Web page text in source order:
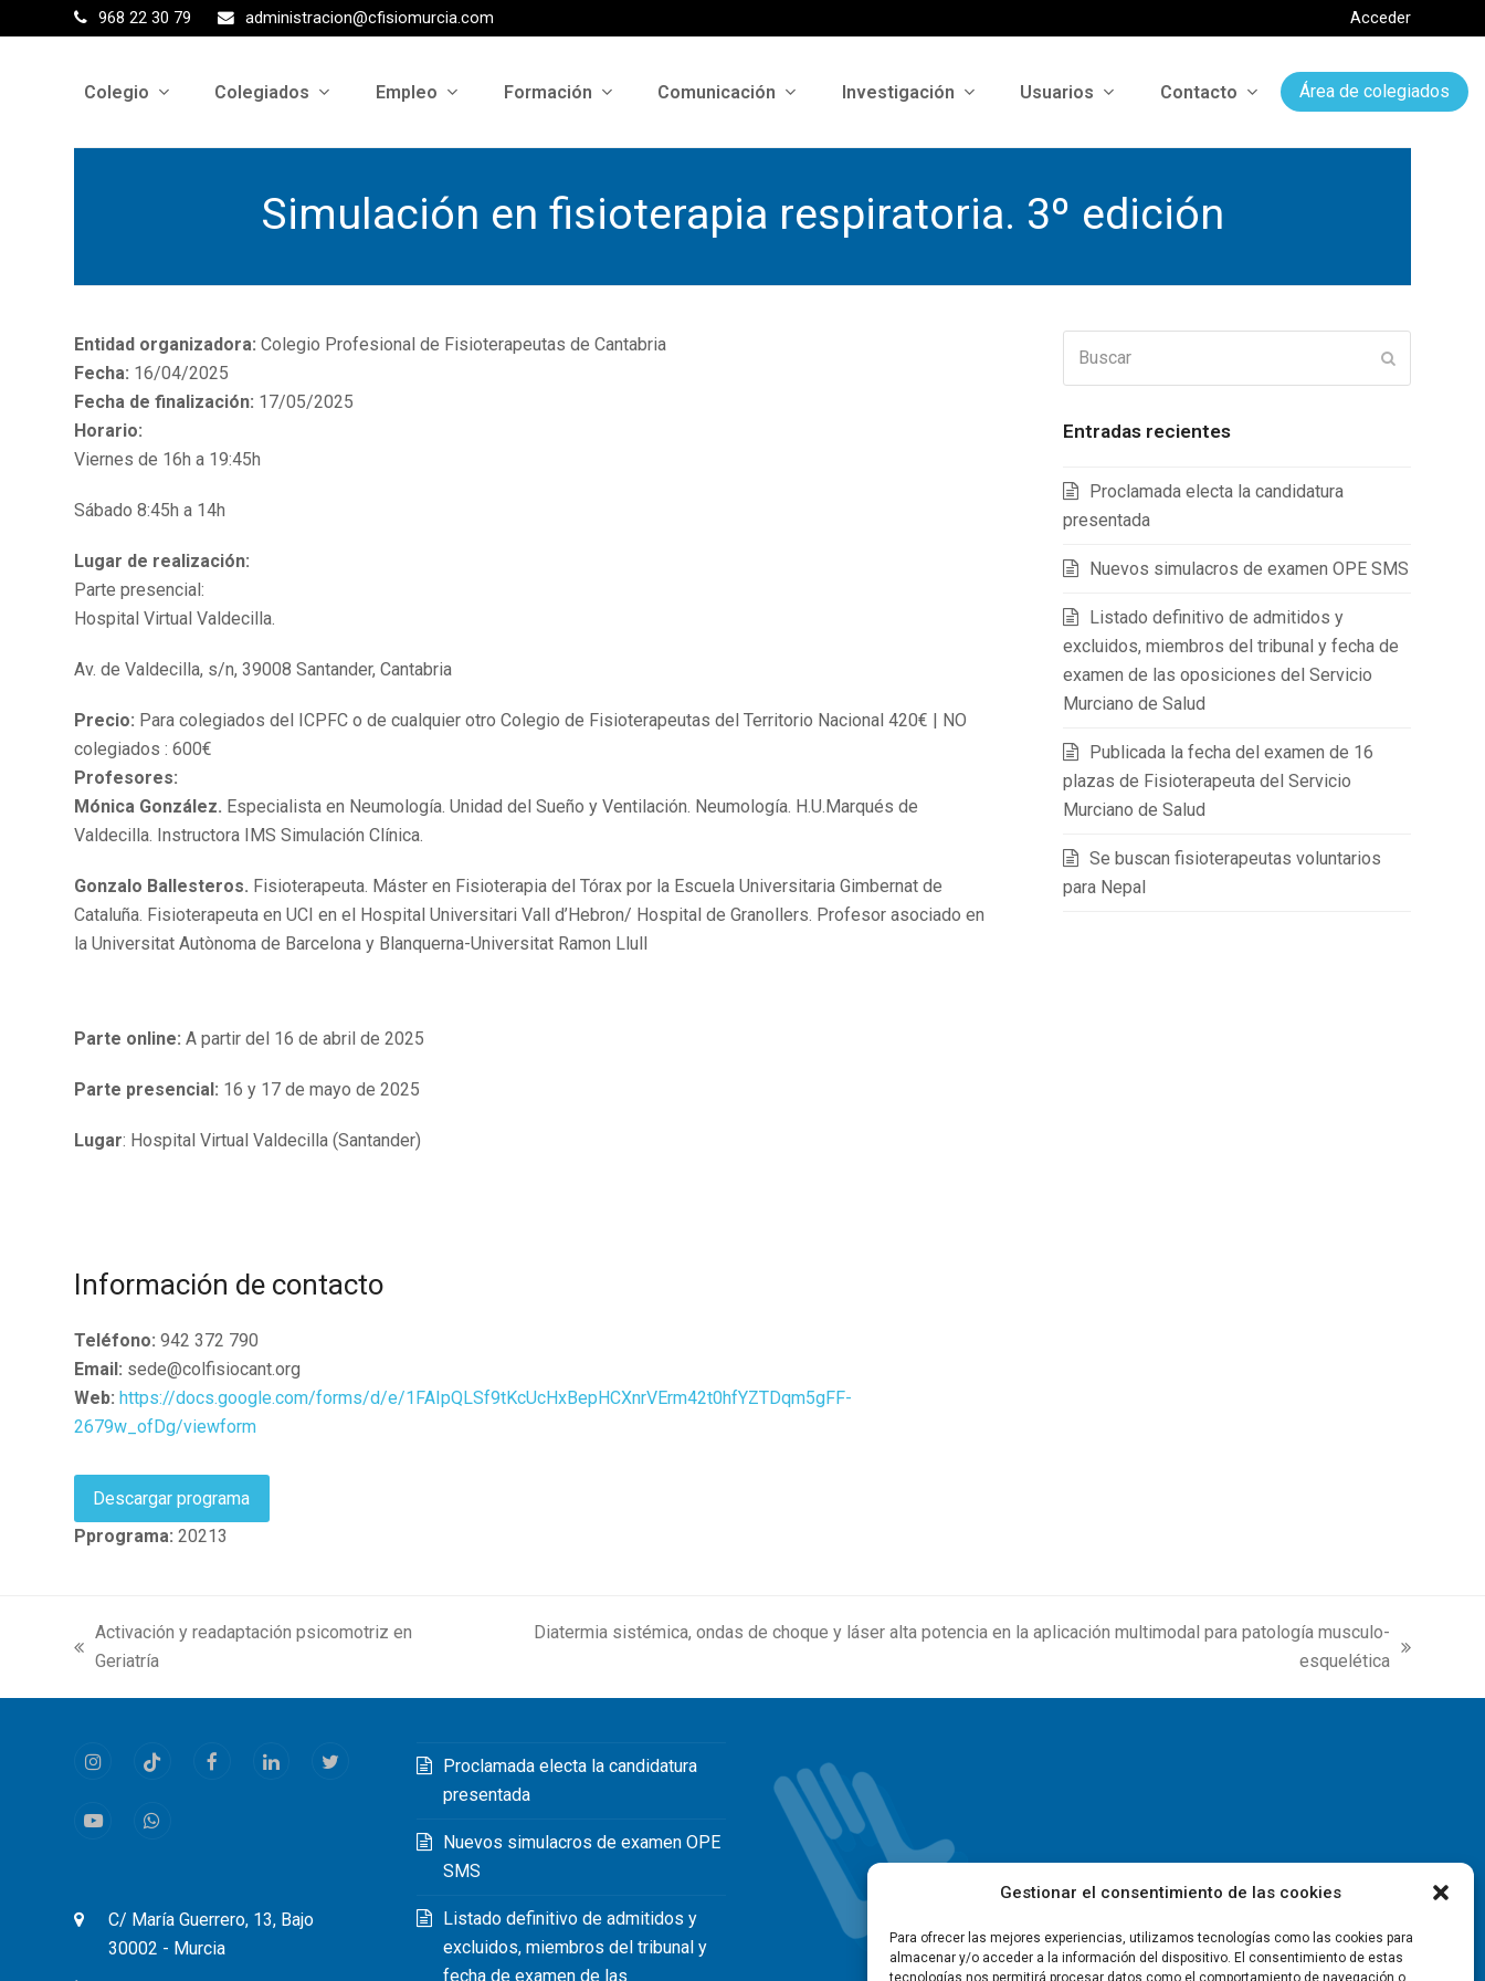
Gestionar el consentimiento de las cookies
Para ofrecer las mejores experiencias, utilizamos tecnologías como las cookies para
almacenar y/o acceder a la información del dispositivo. El consentimiento de estas
tecnologías nos permitirá procesar datos como el comportamiento de navegación o
968 22 30 79 administracion@cfisiomurcia.com Acceder
Colegio Colegiados Empleo Formación Comunicación Investigación Usuarios Contacto Área de colegiados
Simulación en fisioterapia respiratoria. 3º edición
Entidad organizadora: Colegio Profesional de Fisioterapeutas de Cantabria
Fecha: 16/04/2025
Fecha de finalización: 17/05/2025
Horario:
Viernes de 16h a 19:45h
Sábado 8:45h a 14h
Lugar de realización:
Parte presencial:
Hospital Virtual Valdecilla.
Av. de Valdecilla, s/n, 39008 Santander, Cantabria
Precio: Para colegiados del ICPFC o de cualquier otro Colegio de Fisioterapeutas del Territorio Nacional 420€ | NO
colegiados : 600€
Profesores:
Mónica González. Especialista en Neumología. Unidad del Sueño y Ventilación. Neumología. H.U.Marqués de
Valdecilla. Instructora IMS Simulación Clínica.
Gonzalo Ballesteros. Fisioterapeuta. Máster en Fisioterapia del Tórax por la Escuela Universitaria Gimbernat de
Cataluña. Fisioterapeuta en UCI en el Hospital Universitari Vall d’Hebron/ Hospital de Granollers. Profesor asociado en
la Universitat Autònoma de Barcelona y Blanquerna-Universitat Ramon Llull
Parte online:A partir del 16 de abril de 2025
Parte presencial: 16 y 17 de mayo de 2025
Lugar: Hospital Virtual Valdecilla (Santander)
Información de contacto
Teléfono: 942 372 790
Email: sede@colfisiocant.org
Web: https://docs.google.com/forms/d/e/1FAIpQLSf9tKcUcHxBepHCXnrVErm42t0hfYZTDqm5gFF-
2679w_ofDg/viewform
Descargar programa
Pprograma: 20213
Entradas recientes
Proclamada electa la candidatura
presentada
Nuevos simulacros de examen OPE SMS
Listado definitivo de admitidos y
excluidos, miembros del tribunal y fecha de
examen de las oposiciones del Servicio
Murciano de Salud
Publicada la fecha del examen de 16
plazas de Fisioterapeuta del Servicio
Murciano de Salud
Se buscan fisioterapeutas voluntarios
para Nepal
previous
Activación y readaptación psicomotriz en
Geriatría
Diatermia sistémica, ondas de choque y láser alta potencia en la aplicación multimodal para patología musculo-
esquelética
InstagramTiktok FacebookLinkedInTwitter
YoutubeWhatsapp
C/ María Guerrero, 13, Bajo
30002 - Murcia
Proclamada electa la candidatura
presentada
Nuevos simulacros de examen OPE
SMS
Listado definitivo de admitidos y
excluidos, miembros del tribunal y
fecha de examen de las